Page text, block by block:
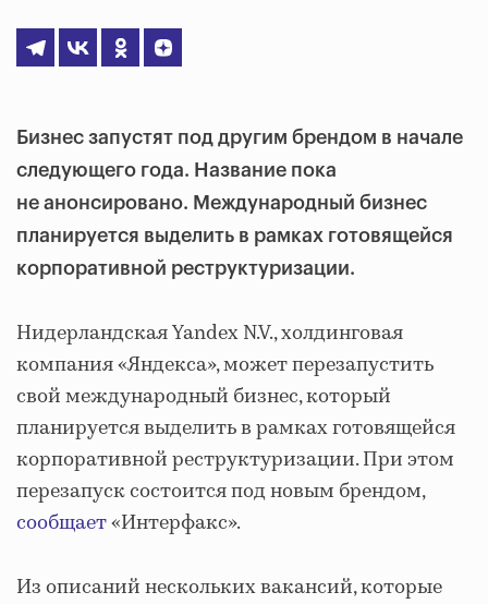
Бизнес запустят под другим брендом в начале
следующего года. Название пока
не анонсировано. Международный бизнес
планируется выделить в рамках готовящейся
корпоративной реструктуризации.
Нидерландская Yandex N.V., холдинговая
компания «Яндекса», может перезапустить
свой международный бизнес, который
планируется выделить в рамках готовящейся
корпоративной реструктуризации. При этом
перезапуск состоится под новым брендом,
сообщает«Интерфакс».
Из описаний нескольких вакансий, которые